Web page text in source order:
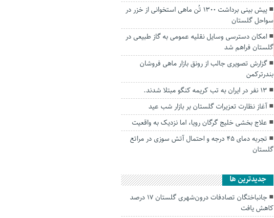
پیش بینی برداشت ۱۳۰۰ تُن ماهی استخوانی از خزر در
سواحل گلستان
امکان دسترسی وسایل نقلیه عمومی به گاز طبیعی در
گلستان فراهم شد
گزارش تصویری جالب از رونق بازار ماهی فروشان
بندرترکمن
۱۳ نفر در ایران به تب کریمه کنگو مبتلا شدند.
آغاز نظارت تعزیرات گلستان بر بازار شب عید
علاج بخشی خلیج گرگان رویا، اما نزدیک به واقعیت
تجربه دمای ۴۵ درجه و احتمال آتش سوزی در مراتع
گلستان
جديدترين ها
جانباختگان تصادفات درون‌شهری گلستان ۱۷ درصد
کاهش یافت